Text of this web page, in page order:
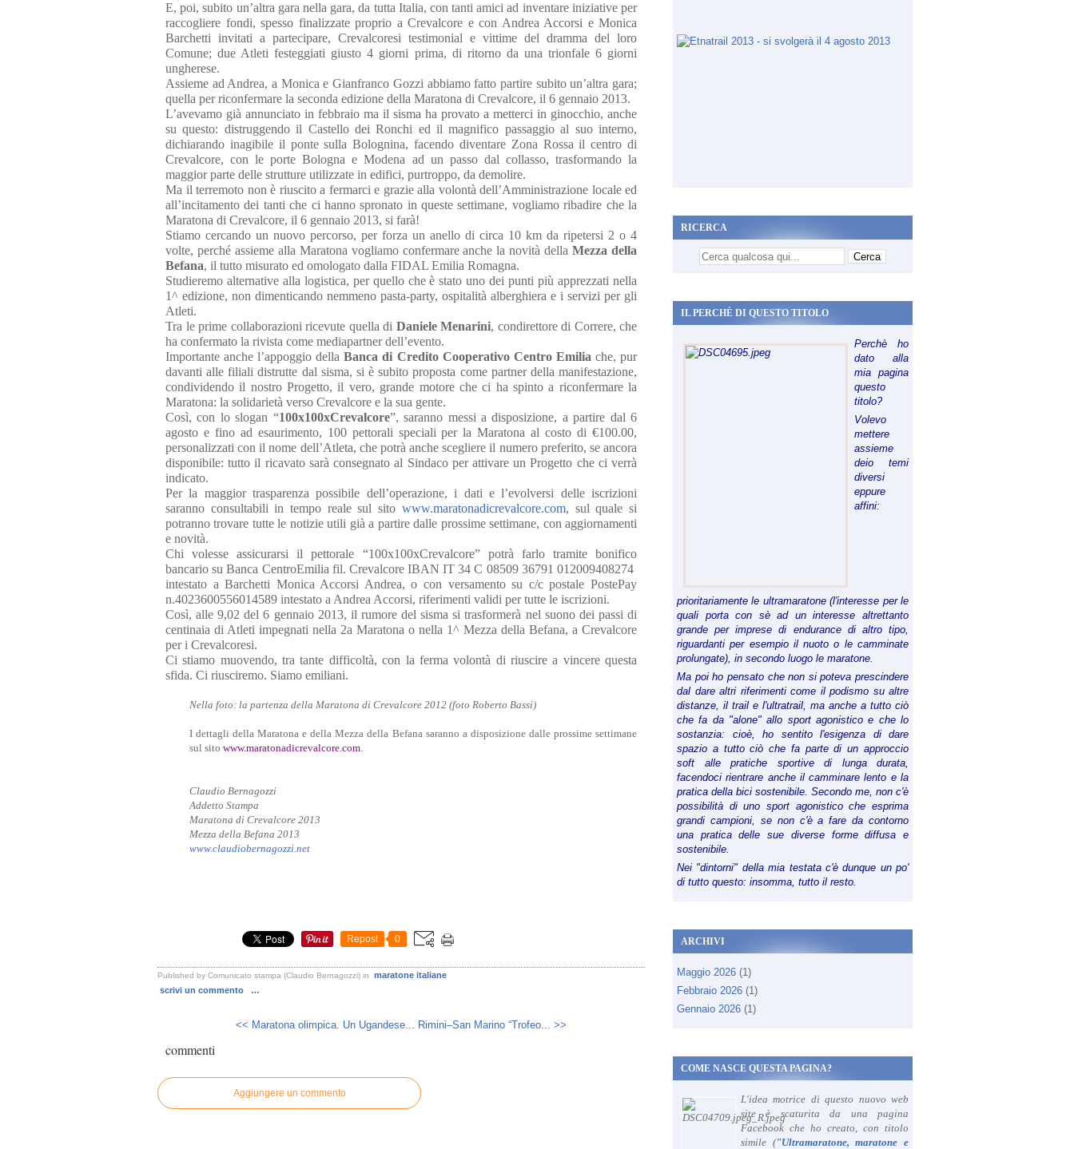
E, poi, subito un’altra gara nella gara, da tutta Italia, con tanti amici ad inventare iniziative per
raccogliere fondi, spesso finalizzate proprio a Crevalcore e con Andrea Accorsi e Monica
Barchetti invitati a partecipare, Crevalcoresi testimonial e vittime del dramma del loro
Comune; due Atleti festeggiati giusto 4 giorni prima, di ritorno da una trionfale 6 giorni
ungherese.
Assieme ad Andrea, a Monica e Gianfranco Gozzi abbiamo fatto partire subito un’altra gara;
quella per riconfermare la seconda edizione della Maratona di Crevalcore, il 6 gennaio 2013.
L’avevamo già annunciato in febbraio ma il sisma ha provato a metterci in ginocchio, anche
su questo: distruggendo il Castello dei Ronchi ed il magnifico passaggio al suo interno,
dichiarando inagibile il ponte sulla Bolognina, facendo diventare Zona Rossa il centro di
Crevalcore, con le porte Bologna e Modena ad un passo dal collasso, trasformando la
maggior parte delle strutture utilizzate in edifici, purtroppo, da demolire.
Ma il terremoto non è riuscito a fermarci e grazie alla volontà dell’Amministrazione locale ed
all’incitamento dei tanti che ci hanno spronato in queste settimane, vogliamo ribadire che la
Maratona di Crevalcore, il 6 gennaio 2013, si farà!
Stiamo cercando un nuovo percorso, per forza un anello di circa 10 km da ripetersi 2 o 4
volte, perché assieme alla Maratona vogliamo confermare anche la novità dellaMezza della
Befana, il tutto misurato ed omologato dalla FIDAL Emilia Romagna.
Studieremo alternative alla logistica, per quello che è stato uno dei punti più apprezzati nella
1^ edizione, non dimenticando nemmeno pasta-party, ospitalità alberghiera e i servizi per gli
Atleti.
Tra le prime collaborazioni ricevute quella di Daniele Menarini, condirettore di Correre, che
ha confermato la rivista come mediapartner dell’evento.
Importante anche l’appoggio dellaBanca di Credito Cooperativo Centro Emilia che, pur
davanti alle filiali distrutte dal sisma, si è subito proposta come partner della manifestazione,
condividendo il nostro Progetto, il vero, grande motore che ci ha spinto a riconfermare la
Maratona: la solidarietà verso Crevalcore e la sua gente.
Così, con lo slogan “100x100xCrevalcore”, saranno messi a disposizione, a partire dal 6
agosto e fino ad esaurimento, 100 pettorali speciali per la Maratona al costo di €100.00,
personalizzati con il nome dell’Atleta, che potrà anche scegliere il numero preferito, se ancora
disponibile: tutto il ricavato sarà consegnato al Sindaco per attivare un Progetto che ci verrà
indicato.
Per la maggior trasparenza possibile dell’operazione, i dati e l’evolversi delle iscrizioni
saranno consultabili in tempo reale sul sito www.maratonadicrevalcore.com, sul quale si
potranno trovare tutte le notizie utili già a partire dalle prossime settimane, con aggiornamenti
e novità.
Chi volesse assicurarsi il pettorale “100x100xCrevalcore” potrà farlo tramite bonifico
bancario su Banca CentroEmilia fil. Crevalcore IBAN IT 34 C 08509 36791 012009408274
intestato a Barchetti Monica Accorsi Andrea, o con versamento su c/c postale PostePay
n.4023600556014589 intestato a Andrea Accorsi, riferimenti validi per tutte le iscrizioni.
Così, alle 9,02 del 6 gennaio 2013, il rumore del sisma si trasformerà nel suono dei passi di
centinaia di Atleti impegnati nella 2a Maratona o nella 1^ Mezza della Befana, a Crevalcore
per i Crevalcoresi.
Ci stiamo muovendo, tra tante difficoltà, con la ferma volontà di riuscire a vincere questa
sfida. Ci riusciremo. Siamo emiliani.
Nella foto: la partenza della Maratona di Crevalcore 2012 (foto Roberto Bassi)
I dettagli della Maratona e della Mezza della Befana saranno a disposizione dalle prossime settimane
sul sito www.maratonadicrevalcore.com.
Claudio Bernagozzi
Addetto Stampa
Maratona di Crevalcore 2013
Mezza della Befana 2013
www.claudiobernagozzi.net
Repost 0
Published by Comunicato stampa (Claudio Bernagozzi) in
maratone italiane
scrivi un commento
…
<< Maratona olimpica. Un Ugandese... Rimini–San Marino “Trofeo... >>
commenti
Aggiungere un commento
RICERCA
IL PERCHÈ DI QUESTO TITOLO
Perchè ho
dato alla
mia pagina
questo
titolo?
Volevo
mettere
assieme
deio temi
diversi
eppure
affini:
prioritariamente le ultramaratone (l'interesse per le
quali porta con sè ad un interesse altrettanto
grande per imprese di endurance di altro tipo,
riguardanti per esempio il nuoto o le camminate
prolungate), in secondo luogo le maratone.
Ma poi ho pensato che non si poteva prescindere
dal dare altri riferimenti come il podismo su altre
distanze, il trail e l'ultratrail, ma anche a tutto ciò
che fa da "alone" allo sport agonistico e che lo
sostanzia: cioè, ho sentito l'esigenza di dare
spazio a tutto ciò che fa parte di un approccio
soft alle pratiche sportive di lunga durata,
facendoci rientrare anche il camminare lento e la
pratica della bici sostenibile. Secondo me, non c'è
possibilità di uno sport agonistico che esprima
grandi campioni, se non c'è a fare da contorno
una pratica delle sue diverse forme diffusa e
sostenibile.
Nei "dintorni" della mia testata c'è dunque un po'
di tutto questo: insomma, tutto il resto.
ARCHIVI
Maggio 2026 (1)
Febbraio 2026 (1)
Gennaio 2026 (1)
COME NASCE QUESTA PAGINA?
L'idea motrice di questo nuovo web
site è scaturita da una pagina
Facebook che ho creato, con titolo
simile ("Ultramaratone, maratone e